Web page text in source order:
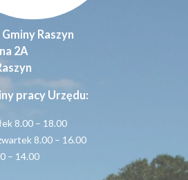
Raszyn
2A
pracy Urzędu:
8.00 – 18.00
8.00 – 16.00
– 14.00